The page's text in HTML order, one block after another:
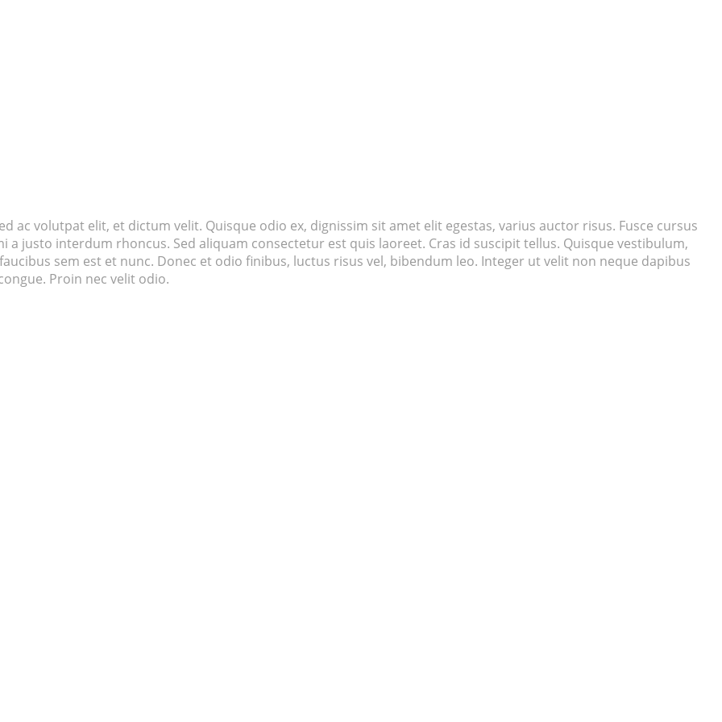
ac volutpat elit, et dictum velit. Quisque odio ex, dignissim sit amet elit egestas, varius auctor risus. Fusce cursus
justo interdum rhoncus. Sed aliquam consectetur est quis laoreet. Cras id suscipit tellus. Quisque vestibulum,
sem est et nunc. Donec et odio finibus, luctus risus vel, bibendum leo. Integer ut velit non neque dapibus
Proin nec velit odio.